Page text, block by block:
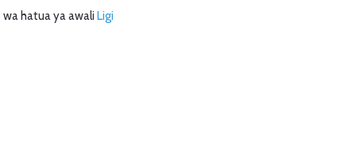
hatua ya awali Ligi